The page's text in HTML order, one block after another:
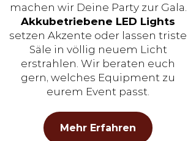
machen wir Deine Party zur Gala.
Akkubetriebene LED Lights
setzen Akzente oder lassen triste
Säle in völlig neuem Licht
erstrahlen. Wir beraten euch
gern, welches Equipment zu
eurem Event passt.
Mehr Erfahren